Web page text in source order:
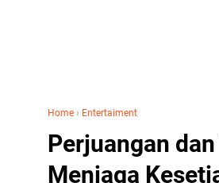
Home › Entertaiment
Perjuangan
Menjaga